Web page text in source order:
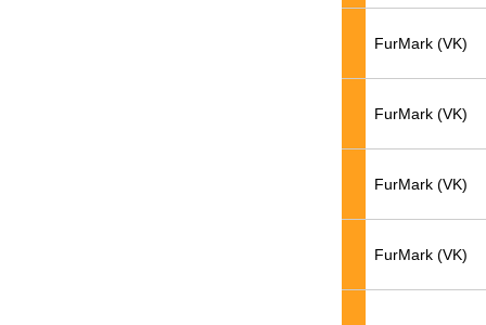
FurMark (VK)
FurMark (VK)
FurMark (VK)
FurMark (VK)